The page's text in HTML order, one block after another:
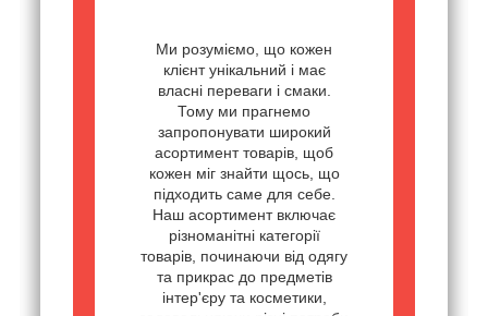
Ми розуміємо, що кожен
клієнт унікальний і має
власні переваги і смаки.
Тому ми прагнемо
запропонувати широкий
асортимент товарів, щоб
кожен міг знайти щось, що
підходить саме для себе.
Наш асортимент включає
різноманітні категорії
товарів, починаючи від одягу
та прикрас до предметів
інтер'єру та косметики,